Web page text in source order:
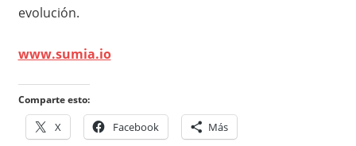
evolución.
www.sumia.io
Comparte esto:
X Facebook Más